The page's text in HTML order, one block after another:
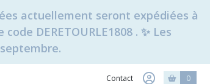
actuellement seront expédiées à
DERETOURLE1808 . ✨ Les
Contact 0